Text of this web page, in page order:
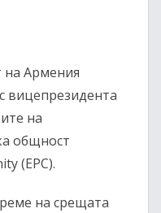
на Армения
вицепрезидента
на
общност
(EPC).
на срещата